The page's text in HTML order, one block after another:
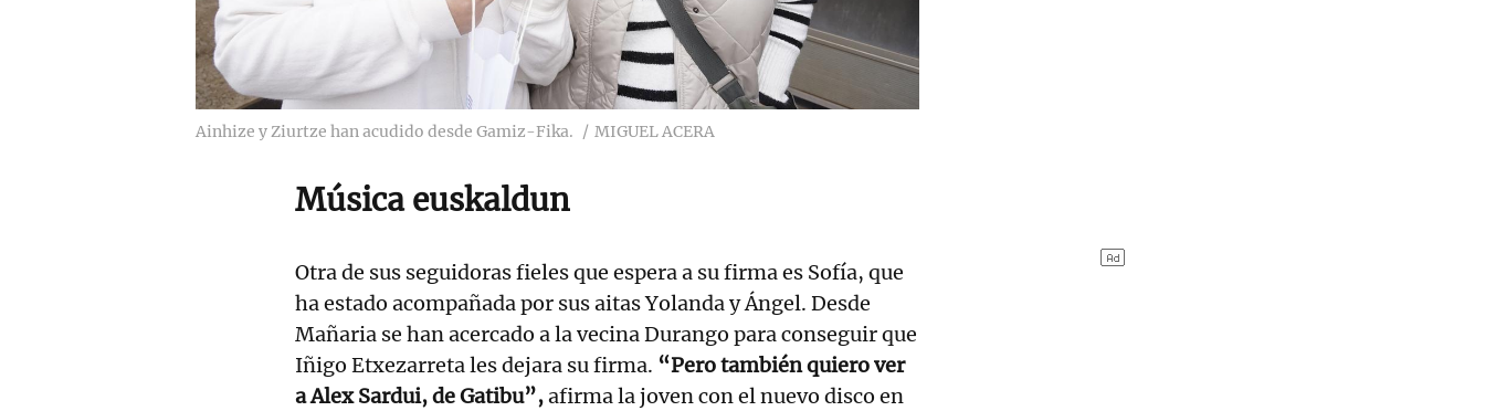
Ainhize y Ziurtze han acudido desde Gamiz-Fika. MIGUEL ACERA
Música euskaldun
Otra de sus seguidoras fieles que espera a su firma es Sofía, que
ha estado acompañada por sus aitas Yolanda y Ángel. Desde
Mañaria se han acercado a la vecina Durango para conseguir que
Iñigo Etxezarreta les dejara su firma. “Pero también quiero ver
a Alex Sardui, de Gatibu”,afirma la joven con el nuevo disco en